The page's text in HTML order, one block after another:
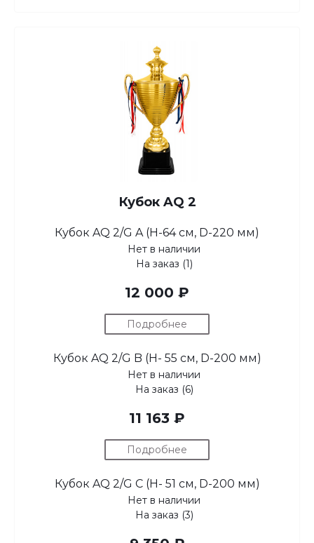
Кубок AQ 2
Кубок AQ 2/G A (H-64 см, D-220 мм)
Нет в наличии
На заказ (1)
12 000 ₽
Подробнее
Кубок AQ 2/G B (H- 55 см, D-200 мм)
Нет в наличии
На заказ (6)
11 163 ₽
Подробнее
Кубок AQ 2/G C (H- 51 см, D-200 мм)
Нет в наличии
На заказ (3)